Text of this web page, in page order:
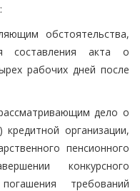
обстоятельства,
составления акта о
рабочих дней после
дело о
кредитной организации,
пенсионного
конкурсного
требований